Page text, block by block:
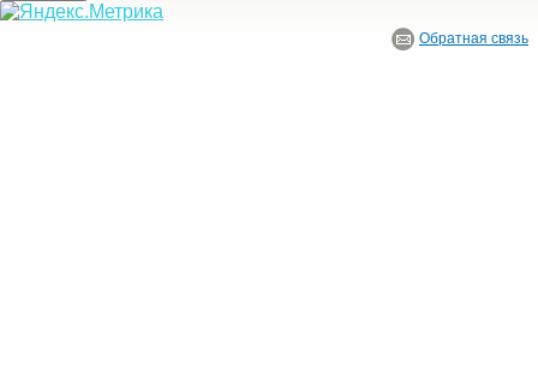
Обратная связь